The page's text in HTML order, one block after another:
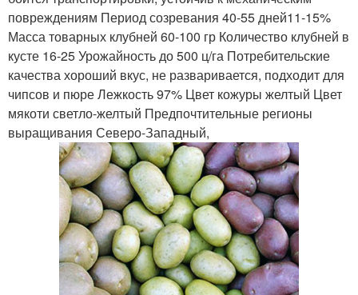
повреждениям Период созревания 40-55 дней11-15%
Масса товарных клубней 60-100 гр Количество клубней в
кусте 16-25 Урожайность до 500 ц/га Потребительские
качества хороший вкус, не разваривается, подходит для
чипсов и пюре Лежкость 97% Цвет кожуры желтый Цвет
мякоти светло-желтый Предпочтительные регионы
выращивания Северо-Западный,